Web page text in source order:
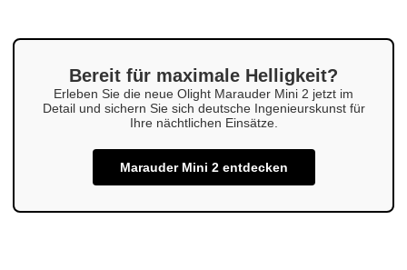
Bereit für maximale Helligkeit?
Erleben Sie die neue Olight Marauder Mini 2 jetzt im
Detail und sichern Sie sich deutsche Ingenieurskunst für
Ihre nächtlichen Einsätze.
Marauder Mini 2 entdecken